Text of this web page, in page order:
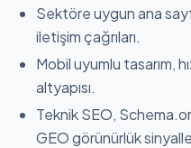
Sektöre uygun ana
iletişim çağrıları.
Mobil uyumlu tasarım,
altyapısı.
Teknik SEO,
GEO görünürlük